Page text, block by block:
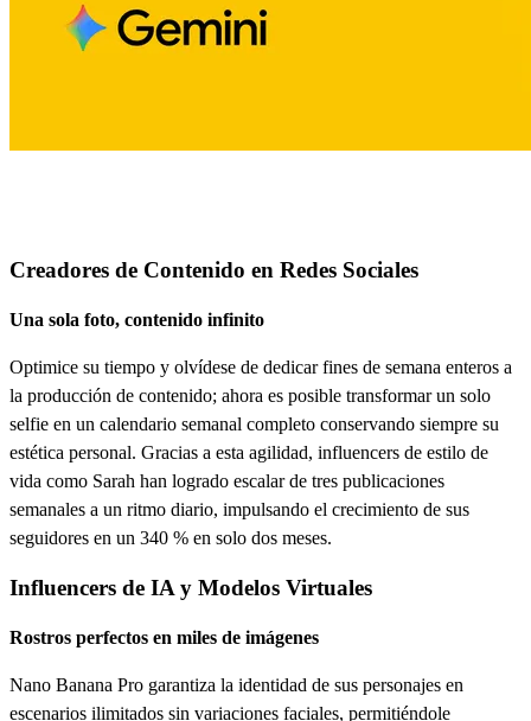
Creadores de Contenido en Redes Sociales
Una sola foto, contenido infinito
Optimice su tiempo y olvídese de dedicar fines de semana enteros a
la producción de contenido; ahora es posible transformar un solo
selfie en un calendario semanal completo conservando siempre su
estética personal. Gracias a esta agilidad, influencers de estilo de
vida como Sarah han logrado escalar de tres publicaciones
semanales a un ritmo diario, impulsando el crecimiento de sus
seguidores en un 340 % en solo dos meses.
Influencers de IA y Modelos Virtuales
Rostros perfectos en miles de imágenes
Nano Banana Pro garantiza la identidad de sus personajes en
escenarios ilimitados sin variaciones faciales, permitiéndole